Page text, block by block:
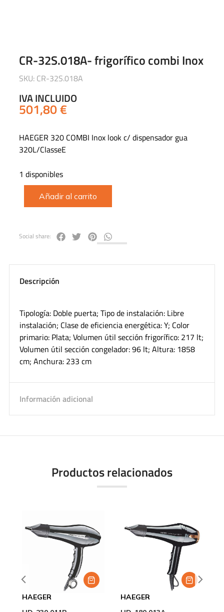
CR-32S.018A- frigorífico combi Inox
SKU: CR-32S.018A
IVA INCLUIDO
501,80€
HAEGER 320 COMBI Inox look c/ dispensador gua
320L/ClasseE
1 disponibles
Añadir al carrito
Social share:
Descripción
Tipología: Doble puerta; Tipo de instalación: Libre
instalación; Clase de eficiencia energética: Y; Color
primario: Plata; Volumen útil sección frigorífico: 217 lt;
Volumen útil sección congelador: 96 lt; Altura: 1858
cm; Anchura: 233 cm
Información adicional
Productos relacionados
HAEGER
HAEGER